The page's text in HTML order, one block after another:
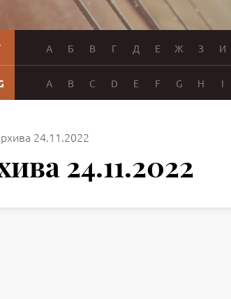
А Б В Г Д Е Ж З И
A B C D E F G H I
24.11.2022
24.11.2022